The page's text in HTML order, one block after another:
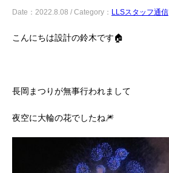
Date：2022.8.08 / Category： LLSスタッフ通信
こんにちは設計の鈴木です🏠
長岡まつりが無事行われまして
夜空に大輪の花でしたね🎆